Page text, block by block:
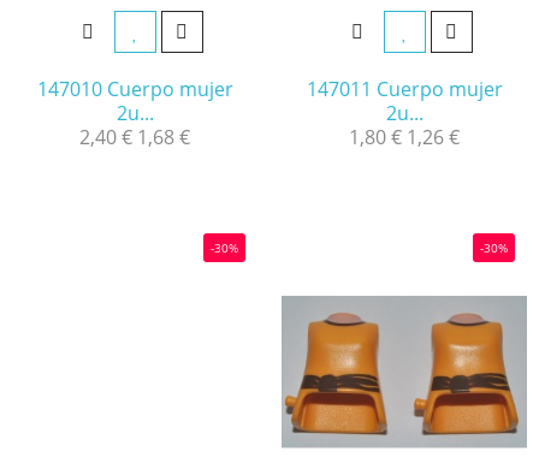
147010 Cuerpo mujer
2u...
2,40 € 1,68 €
147011 Cuerpo mujer
2u...
1,80 € 1,26 €
-30% -30%